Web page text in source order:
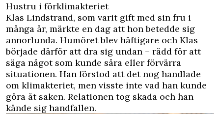
Hustru i förklimakteriet
Klas Lindstrand, som varit gift med sin fru i
många år, märkte en dag att hon betedde sig
annorlunda. Humöret blev häftigare och Klas
började därför att dra sig undan – rädd för att
säga något som kunde såra eller förvärra
situationen. Han förstod att det nog handlade
om klimakteriet, men visste inte vad han kunde
göra åt saken. Relationen tog skada och han
kände sig handfallen.